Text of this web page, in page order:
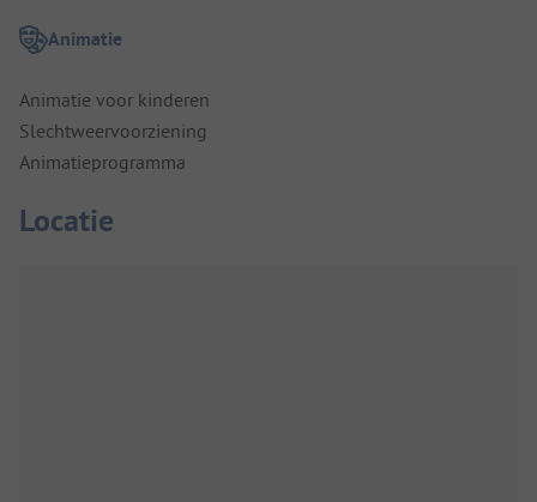
Animatie
Animatie voor kinderen
Slechtweervoorziening
Animatieprogramma
Locatie